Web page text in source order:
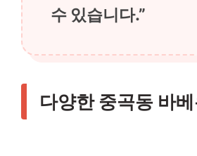
수 있습니다.”
다양한 중곡동 바